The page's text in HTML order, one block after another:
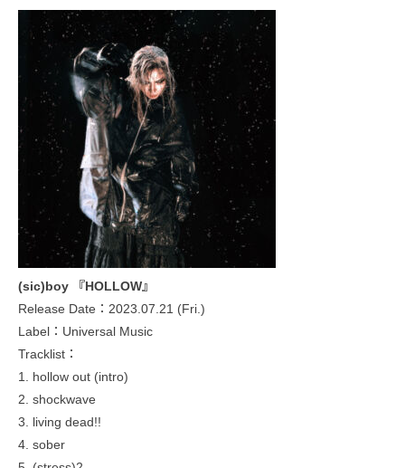
(sic)boy 『HOLLOW』
Release Date：2023.07.21 (Fri.)
Label：Universal Music
Tracklist：
1. hollow out (intro)
2. shockwave
3. living dead!!
4. sober